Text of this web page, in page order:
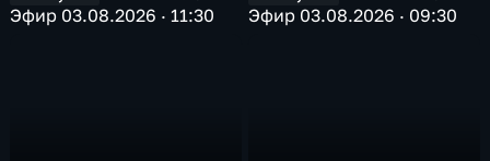
Эфир 03.08.2026 · 11:30
Эфир 03.08.2026 · 09:30